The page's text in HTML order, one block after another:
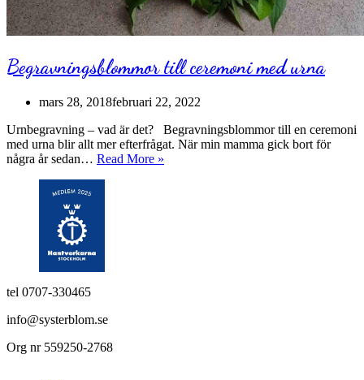
Begravningsblommor till ceremoni med urna
mars 28, 2018februari 22, 2022
Urnbegravning – vad är det? Begravningsblommor till en ceremoni
med urna blir allt mer efterfrågat. När min mamma gick bort för
några år sedan… Read More »
tel 0707-330465
info@systerblom.se
Org nr 559250-2768